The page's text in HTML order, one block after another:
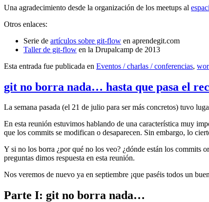
Una agradecimiento desde la organización de los meetups al
Otros enlaces:
Serie de artículos sobre git-flow en aprendegit.com
Taller de git-flow en la Drupalcamp de 2013
Esta entrada fue publicada en Eventos / charlas / conferencias,
git no borra nada… hasta que pasa el
La semana pasada (el 21 de julio para ser más concretos) tuvo
En esta reunión estuvimos hablando de una característica muy
que los commits se modifican o desaparecen. Sin embargo, lo
Y si no los borra ¿por qué no los veo? ¿dónde están los commits
preguntas dimos respuesta en esta reunión.
Nos veremos de nuevo ya en septiembre ¡que paséis todos un
Parte I: git no borra nada…